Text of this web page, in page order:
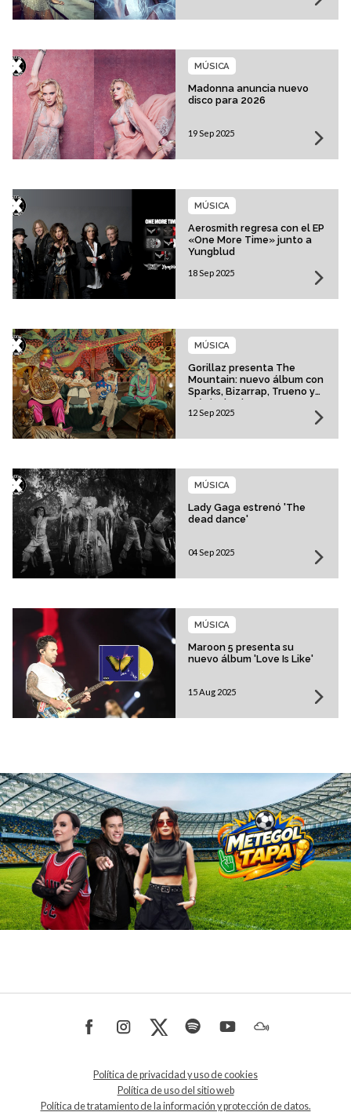
Madonna anuncia nuevo
disco para 2026
MÚSICA
19 Sep 2025
Aerosmith regresa con el EP
«One More Time» junto a
Yungblud
MÚSICA
18 Sep 2025
Gorillaz presenta The
Mountain: nuevo álbum con
Sparks, Bizarrap, Trueno y
más invitados
MÚSICA
12 Sep 2025
Lady Gaga estrenó 'The
dead dance'
MÚSICA
04 Sep 2025
Maroon 5 presenta su
nuevo álbum 'Love Is Like'
MÚSICA
15 Aug 2025
Política de privacidad y uso de cookies
Política de uso del sitio web
Política de tratamiento de la información y protección de datos.